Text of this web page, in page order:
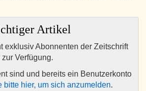
Artikel
exklusiv Abonnenten der Zeitschrift
zur Verfügung.
sind und bereits ein Benutzerkonto
bitte hier, um sich anzumelden.